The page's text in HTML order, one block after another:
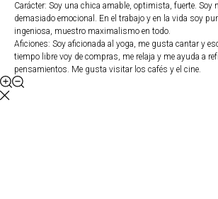
Carácter: Soy una chica amable, optimista, fuerte. Soy
demasiado emocional. En el trabajo y en la vida soy
ingeniosa, muestro maximalismo en todo.
Aficiones: Soy aficionada al yoga, me gusta cantar y
tiempo libre voy de compras, me relaja y me ayuda a
pensamientos. Me gusta visitar los cafés y el cine.